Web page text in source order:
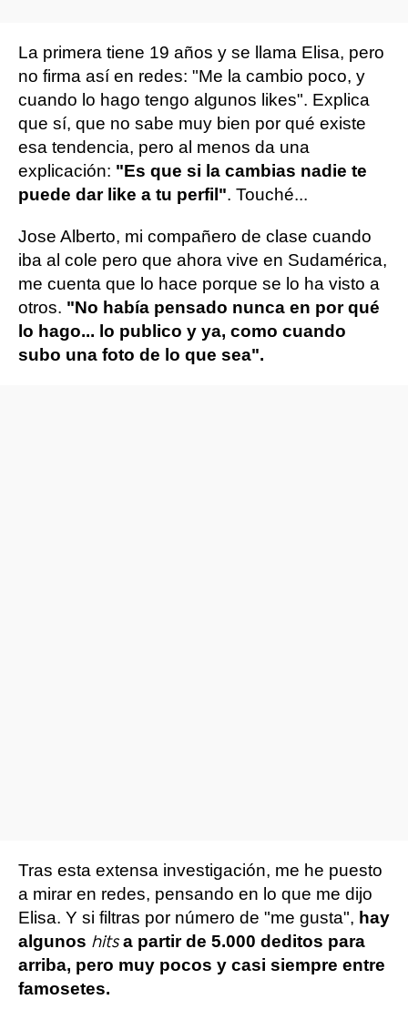
La primera tiene 19 años y se llama Elisa, pero
no firma así en redes: "Me la cambio poco, y
cuando lo hago tengo algunos likes". Explica
que sí, que no sabe muy bien por qué existe
esa tendencia, pero al menos da una
explicación: "Es que si la cambias nadie te
puede dar like a tu perfil". Touché...
Jose Alberto, mi compañero de clase cuando
iba al cole pero que ahora vive en Sudamérica,
me cuenta que lo hace porque se lo ha visto a
otros. "No había pensado nunca en por qué
lo hago... lo publico y ya, como cuando
subo una foto de lo que sea".
Tras esta extensa investigación, me he puesto
a mirar en redes, pensando en lo que me dijo
Elisa. Y si filtras por número de "me gusta", hay
algunos hitsa partir de 5.000 deditos para
arriba, pero muy pocos y casi siempre entre
famosetes.